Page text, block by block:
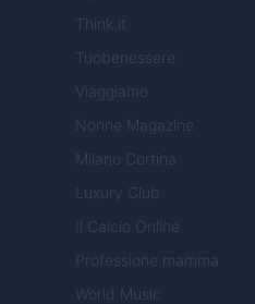
Think.it
Tuobenessere
Viaggiamo
Nonne Magazine
Milano Cortina
Luxury Club
Il Calcio Online
Professione mamma
World Music